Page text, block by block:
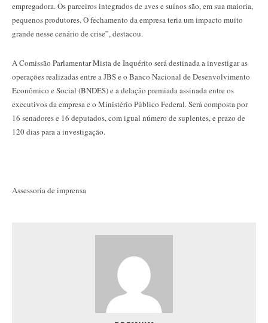
empregadora. Os parceiros integrados de aves e suínos são, em sua maioria,
pequenos produtores. O fechamento da empresa teria um impacto muito
grande nesse cenário de crise”, destacou.
A Comissão Parlamentar Mista de Inquérito será destinada a investigar as
operações realizadas entre a JBS e o Banco Nacional de Desenvolvimento
Econômico e Social (BNDES) e a delação premiada assinada entre os
executivos da empresa e o Ministério Público Federal. Será composta por
16 senadores e 16 deputados, com igual número de suplentes, e prazo de
120 dias para a investigação.
Assessoria de imprensa